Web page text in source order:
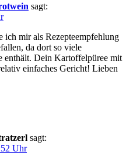
sagt:
mir als Rezepteempfehlung
da dort so viele
enthält. Dein Kartoffelpüree mit
einfaches Gericht! Lieben
sagt:
Uhr